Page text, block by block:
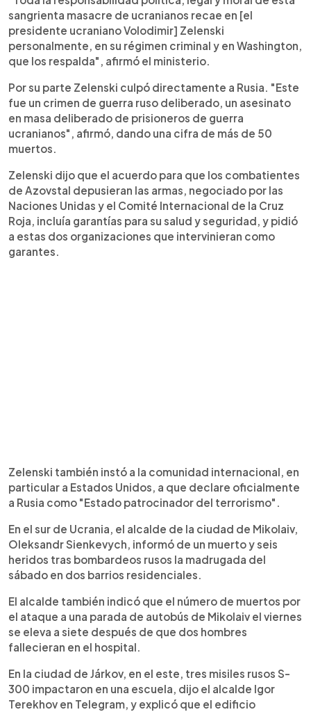
sangrienta masacre de ucranianos recae en [el
presidente ucraniano Volodimir] Zelenski
personalmente, en su régimen criminal y en Washington,
que los respalda", afirmó el ministerio.
Por su parte Zelenski culpó directamente a Rusia. "Este
fue un crimen de guerra ruso deliberado, un asesinato
en masa deliberado de prisioneros de guerra
ucranianos", afirmó, dando una cifra de más de 50
muertos.
Zelenski dijo que el acuerdo para que los combatientes
de Azovstal depusieran las armas, negociado por las
Naciones Unidas y el Comité Internacional de la Cruz
Roja, incluía garantías para su salud y seguridad, y pidió
a estas dos organizaciones que intervinieran como
garantes.
Zelenski también instó a la comunidad internacional, en
particular a Estados Unidos, a que declare oficialmente
a Rusia como "Estado patrocinador del terrorismo".
En el sur de Ucrania, el alcalde de la ciudad de Mikolaiv,
Oleksandr Sienkevych, informó de un muerto y seis
heridos tras bombardeos rusos la madrugada del
sábado en dos barrios residenciales.
El alcalde también indicó que el número de muertos por
el ataque a una parada de autobús de Mikolaiv el viernes
se eleva a siete después de que dos hombres
fallecieran en el hospital.
En la ciudad de Járkov, en el este, tres misiles rusos S-
300 impactaron en una escuela, dijo el alcalde Igor
Terekhov en Telegram, y explicó que el edificio